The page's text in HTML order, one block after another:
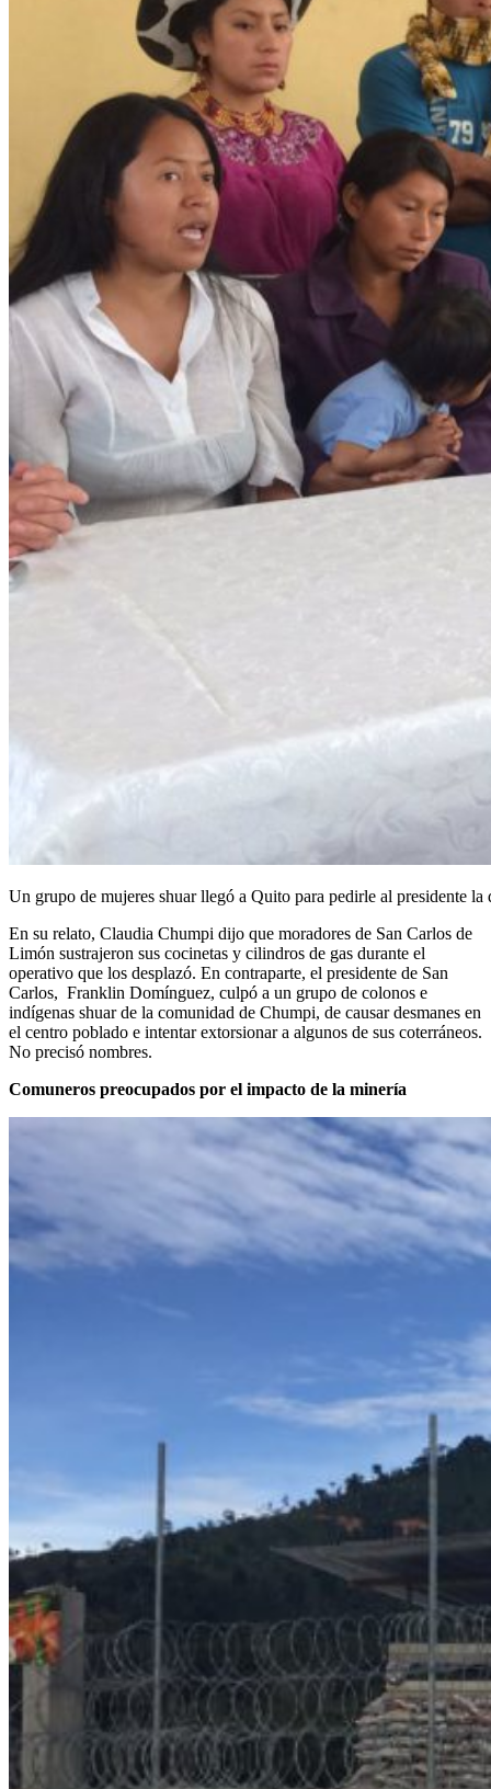
Un grupo de mujeres shuar llegó a Quito para pedirle al presidente
En su relato, Claudia Chumpi dijo que moradores de San Carlos de
Limón sustrajeron sus cocinetas y cilindros de gas durante el
operativo que los desplazó. En contraparte, el presidente de San
Carlos, Franklin Domínguez, culpó a un grupo de colonos e
indígenas shuar de la comunidad de Chumpi, de causar desmanes en
el centro poblado e intentar extorsionar a algunos de sus coterráneos.
No precisó nombres.
Comuneros preocupados por el impacto de la minería